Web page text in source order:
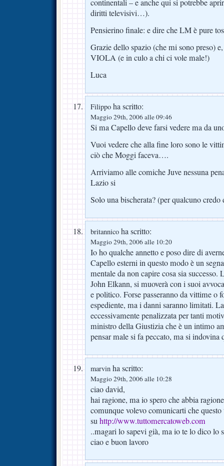
continentali – e anche qui si potrebbe
diritti televisivi…).
Pensierino finale: e dire che LM è pure
Grazie dello spazio (che mi sono preso)
VIOLA (e in culo a chi ci vole male!)
Luca
Filippo ha scritto:
Maggio 29th, 2006 alle 09:46
Si ma Capello deve farsi vedere ma da
Vuoi vedere che alla fine loro sono le
ciò che Moggi faceva….
Arriviamo alle comiche Juve nessuna
Lazio si
Solo una bischerata? (per qualcuno credo
britannico ha scritto:
Maggio 29th, 2006 alle 10:20
Io ho qualche annetto e poso dire di
Capello esterni in questo modo è un
mentale da non capire cosa sia
John Elkann, si muoverà con i suoi
e politico. Forse passeranno da vittime o
espediente, ma i danni saranno limitati.
eccessivamente penalizzata per tanti
ministro della Giustizia che è un intimo
pensar male si fa peccato, ma si indovina
marvin ha scritto:
Maggio 29th, 2006 alle 10:28
ciao david,
hai ragione, ma io spero che abbia
comunque volevo comunicarti che
suhttp://www.tuttomercatoweb.com
..magari lo sapevi già, ma io te lo dico lo
ciao e buon lavoro